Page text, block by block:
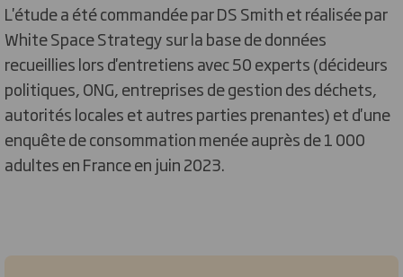
L'étude a été commandée par DS Smith et réalisée par
White Space Strategy sur la base de données
recueillies lors d'entretiens avec 50 experts (décideurs
politiques, ONG, entreprises de gestion des déchets,
autorités locales et autres parties prenantes) et d'une
enquête de consommation menée auprès de 1 000
adultes en France en juin 2023.